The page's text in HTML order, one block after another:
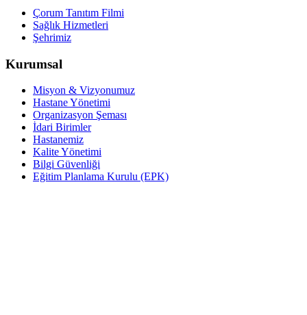
Çorum Tanıtım Filmi
Sağlık Hizmetleri
Şehrimiz
Kurumsal
Misyon & Vizyonumuz
Hastane Yönetimi
Organizasyon Şeması
İdari Birimler
Hastanemiz
Kalite Yönetimi
Bilgi Güvenliği
Eğitim Planlama Kurulu (EPK)